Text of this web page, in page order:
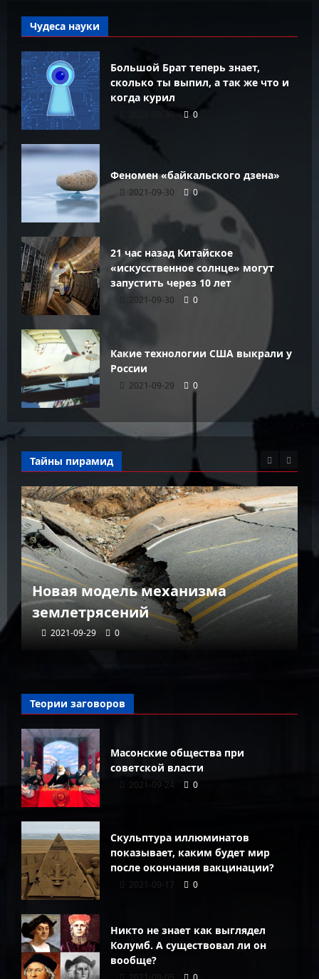
Чудеса науки
Большой Брат теперь знает,
сколько ты выпил, а так же что и
когда курил
2021-09-30 0
Феномен «байкальского дзена»
2021-09-30 0
21 час назад Китайское
«искусственное солнце» могут
запустить через 10 лет
2021-09-30 0
Какие технологии США выкрали у
России
2021-09-29 0
Тайны пирамид
Новая модель механизма
землетрясений
2021-09-29 0
Теории заговоров
Масонские общества при
советской власти
2021-09-24 0
Скульптура иллюминатов
показывает, каким будет мир
после окончания вакцинации?
2021-09-17 0
Никто не знает как выглядел
Колумб. А существовал ли он
вообще?